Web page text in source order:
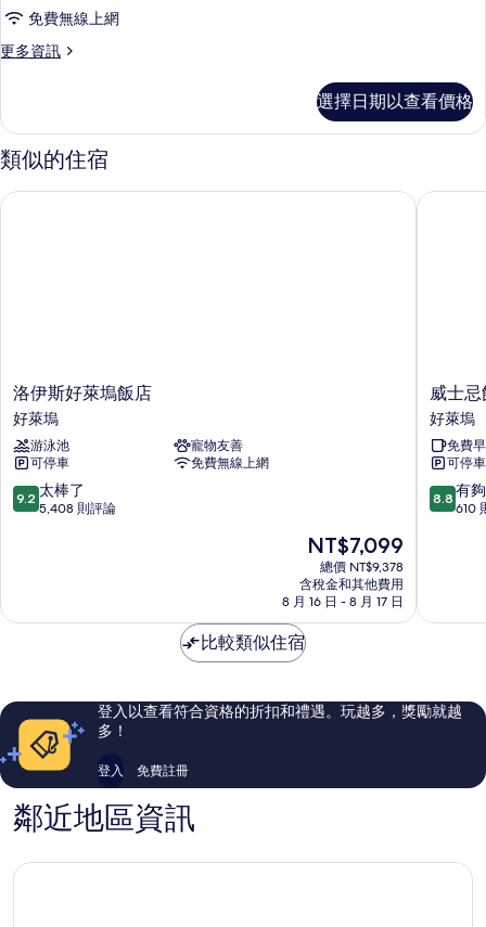
相
片
床,
身
障
礙
空
片
雙
人
床,
無
礙
間
客
房,
張
標
準
雙
礙
空
間
的
所
免費無線上網
更多資訊
更
客
房,
2
標
空
間
選擇日期以查看價格
類似的住宿
洛
伊
斯
好
萊
塢
飯
洛伊斯好萊塢飯店
好萊塢
游泳池
寵物友善
可停車
免費無線上網
9.2
分，
棒
評
論
9.2 太棒了
5,408 則評論
現
在
價
格
為
NT$7,099
總價 NT$9,378
含稅金和其他費用
8 月 16 日 - 8 月 17 日
洛伊斯好萊塢飯店
威
士
忌
飯
店
好
萊
威士忌
好萊塢
免費
可停車
8.8
分，
夠
評
論
8.8 有
610
威士忌
比較類似住宿
登入以查看符合資格的折扣和禮遇。玩越多，獎勵就越
多！
登入 免費註冊
鄰近地區資訊